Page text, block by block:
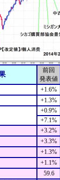
前回
発表値
+1.6%
+1.3%
+0.9%
+7.1%
+3.2%
+3.3%
+1.3%
+1.1%
59.6